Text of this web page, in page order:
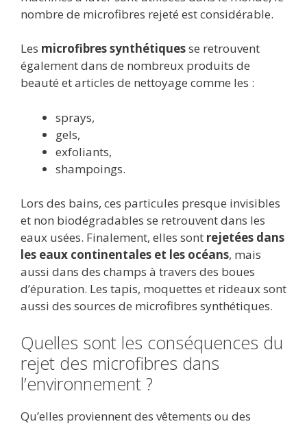
nombre de microfibres rejeté est considérable.
Les microfibres synthétiquesse retrouvent
également dans de nombreux produits de
beauté et articles de nettoyage comme les :
sprays,
gels,
exfoliants,
shampoings.
Lors des bains, ces particules presque invisibles
et non biodégradables se retrouvent dans les
eaux usées. Finalement, elles sont rejetées dans
les eaux continentales et les océans, mais
aussi dans des champs à travers des boues
d’épuration. Les tapis, moquettes et rideaux sont
aussi des sources de microfibres synthétiques.
Quelles sont les conséquences du
rejet des microfibres dans
l’environnement ?
Qu’elles proviennent des vêtements ou des